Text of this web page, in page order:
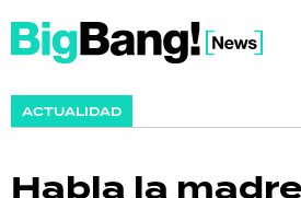
ACTUALIDAD
SHOW